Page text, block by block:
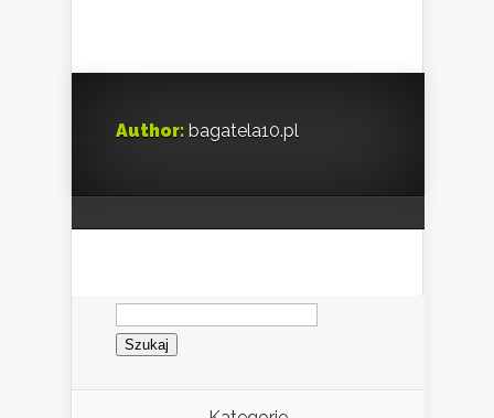
Author: bagatela10.pl
Szukaj: